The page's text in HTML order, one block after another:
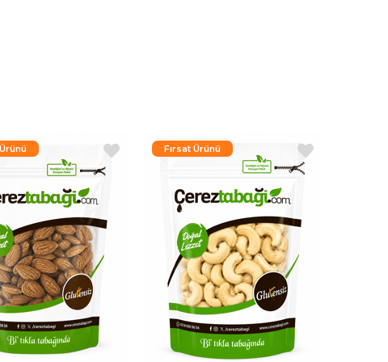
Fırsat Ürünü